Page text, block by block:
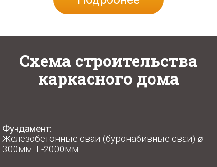
Схема строительства
каркасного дома
Фундамент:
Железобетонные сваи (буронабивные сваи) ⌀
300мм. L-2000мм